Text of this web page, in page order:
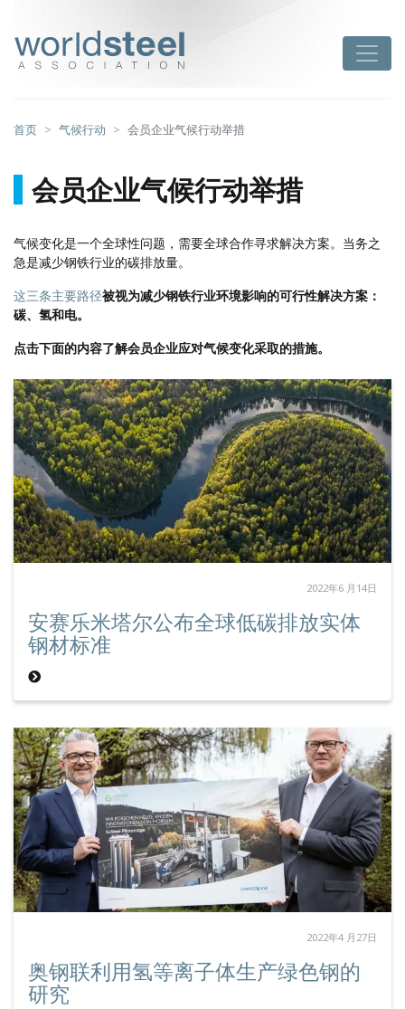
首页 气候行动 会员企业气候行动举措
会员企业气候行动举措
气候变化是一个全球性问题，需要全球合作寻求解决方案。当务之
急是减少钢铁行业的碳排放量。
这三条主要路径被视为减少钢铁行业环境影响的可行性解决方案：
碳、氢和电。
点击下面的内容了解会员企业应对气候变化采取的措施。
2022年6 月14日
安赛乐米塔尔公布全球低碳排放实体
钢材标准
2022年4 月27日
奥钢联利用氢等离子体生产绿色钢的
研究